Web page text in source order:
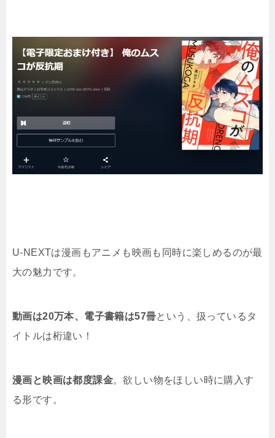
U-NEXTは漫画もアニメも映画も同時に楽しめるのが最
大の魅力です。
動画は20万本、電子書籍は57冊という、扱っているタ
イトルは桁違い！
漫画と映画は都度課金。欲しい物をほしい時に購入す
る形です。